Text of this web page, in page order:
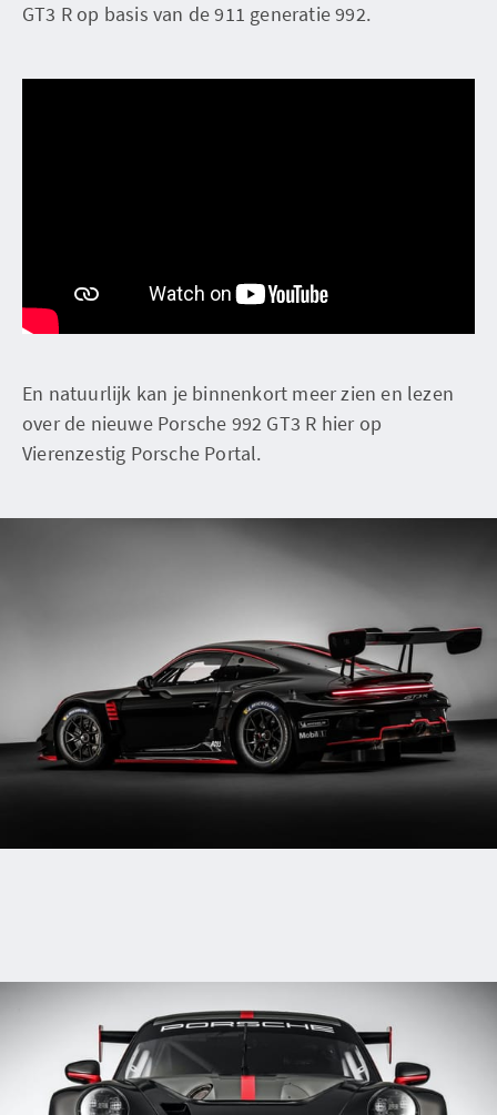
GT3 R op basis van de 911 generatie 992.
En natuurlijk kan je binnenkort meer zien en lezen
over de nieuwe Porsche 992 GT3 R hier op
Vierenzestig Porsche Portal.